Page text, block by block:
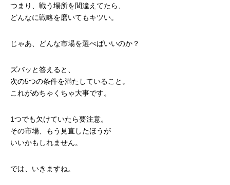
つまり、戦う場所を間違えてたら、
どんなに戦略を磨いてもキツい。
じゃあ、どんな市場を選べばいいのか？
ズバッと答えると、
次の5つの条件を満たしていること。
これがめちゃくちゃ大事です。
1つでも欠けていたら要注意。
その市場、もう見直したほうが
いいかもしれません。
では、いきますね。